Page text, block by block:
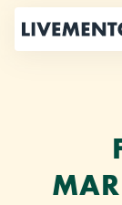
Aller
contenu